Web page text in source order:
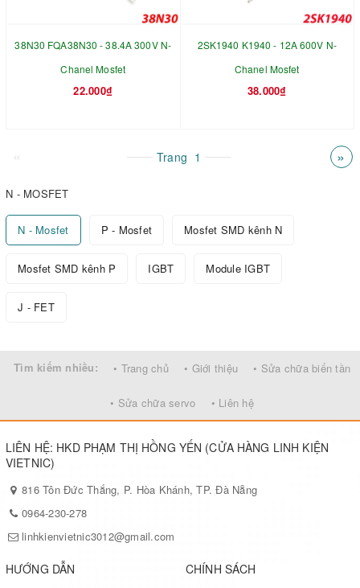
38N30 FQA38N30 - 38.4A 300V N-
Chanel Mosfet
22.000₫
2SK1940 K1940 - 12A 600V N-
Chanel Mosfet
38.000₫
« Trang 1 »
N - MOSFET
N - Mosfet P - Mosfet Mosfet SMD kênh N
Mosfet SMD kênh P IGBT Module IGBT
J - FET
Tìm kiếm nhiều: • Trang chủ • Giới thiệu • Sửa chữa biến tần
• Sửa chữa servo • Liên hệ
LIÊN HỆ: HKD PHẠM THỊ HỒNG YẾN (CỬA HÀNG LINH KIỆN
VIETNIC)
816 Tôn Đức Thắng, P. Hòa Khánh, TP. Đà Nẵng
0964-230-278
linhkienvietnic3012@gmail.com
HƯỚNG DẪN CHÍNH SÁCH